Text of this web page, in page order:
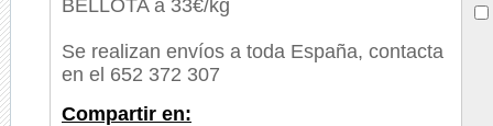
BELLOTA a 33€/kg
Se realizan envíos a toda España, contacta
en el 652 372 307
Compartir en: